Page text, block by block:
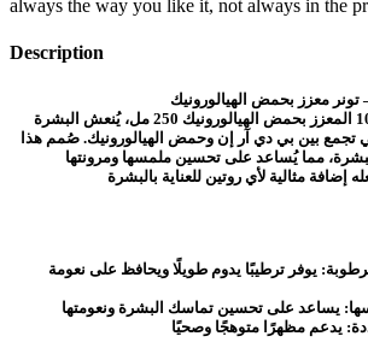
always the way you like it, not always in the
Description
تونر أنوا – بي دي آر إن 100 المعزز بحمض الهيالورونيك 250 مل، يُنعش البشرة
تجمع بين بي دي آر إن وحمض الهيالورونيك. صُمم هذا
مما يُساعد على تحسين ملمسها ومرونتها
يوفر ترطيبًا يدوم طويلًا ويحافظ على نعومة